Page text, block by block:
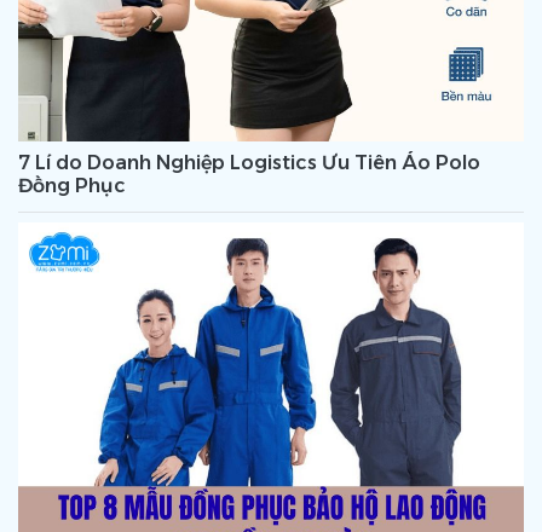
7 Lí do Doanh Nghiệp Logistics Ưu Tiên Áo Polo
Đồng Phục